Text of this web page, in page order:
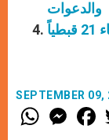
والدعوات
SEPTEMBER
W
h
M
e
F
a